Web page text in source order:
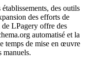
des outils
des efforts de
LPagery offre des
automatisé et la
temps de mise en œuvre
manuels.